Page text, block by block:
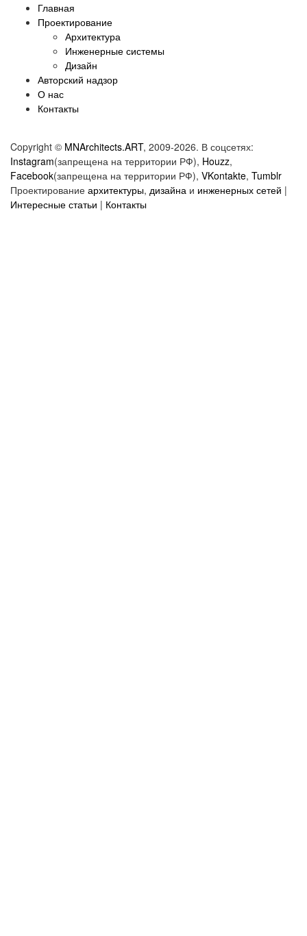
Главная
Проектирование
Архитектура
Инженерные системы
Дизайн
Авторский надзор
О нас
Контакты
Copyright © MNArchitects.ART, 2009-2026. В соцсетях:
Instagram(запрещена на территории РФ), Houzz,
Facebook(запрещена на территории РФ), VKontakte, Tumblr
Проектирование архитектуры, дизайна и инженерных сетей |
Интересные статьи | Контакты